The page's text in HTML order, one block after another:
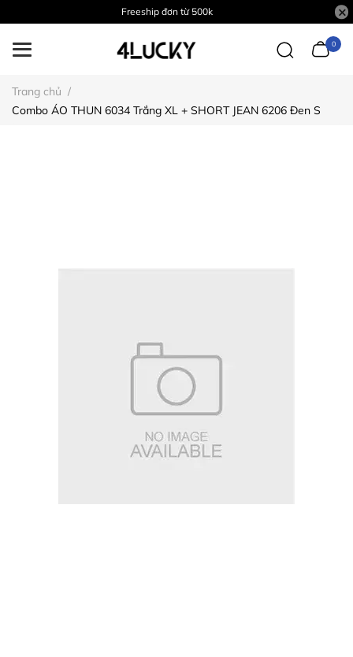
Freeship đơn từ 500k
0
Trang chủ /
Combo ÁO THUN 6034 Trắng XL + SHORT JEAN 6206 Đen S